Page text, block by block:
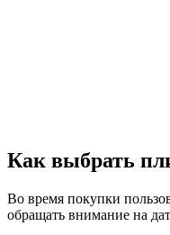
Как выбрать
Во время покупки
обращать внимание на